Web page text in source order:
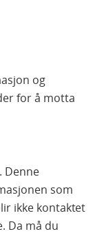
og
for å motta
Denne
som
ikke kontaktet
Da må du